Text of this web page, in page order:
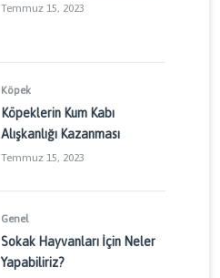
Temmuz 15, 2023
Köpek
Köpeklerin Kum Kabı
Alışkanlığı Kazanması
Temmuz 15, 2023
Genel
Sokak Hayvanları İçin Neler
Yapabiliriz?